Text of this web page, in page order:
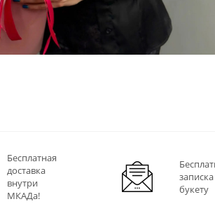
Бесплатная
доставка
внутри
МКАДа!
букету